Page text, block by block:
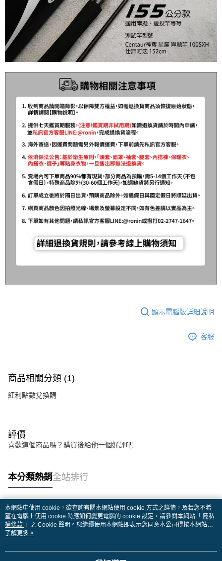
顯示電腦版詳細說明
客服
商品相關分類 (1)
紅利點數兌換購
評價
喜歡這個商品嗎？購買後給他一個好評吧
本分類熱銷全站排行
熱門標籤
本網站中使用 cookie，欲查詢有關本網站使用 cookie 方式之詳情，及若您不希
望在電腦上使用 cookie 時應如何變更電腦的 cookie 設定，請參閱本網站「 隱私
權條款 」之 Cookie 聲明。您繼續使用本網站即表示您同意本公司得按本網站使
用條款之 Cookie 聲明使用 cookie。
了解更多 >